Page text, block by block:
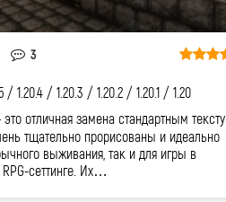
3
/1.20.4 /1.20.3 /1.20.2 /1.20.1 /1.20
отличная замена стандартным
тщательно прорисованы и идеально
выживания, так и для игры в
сеттинге. Их…